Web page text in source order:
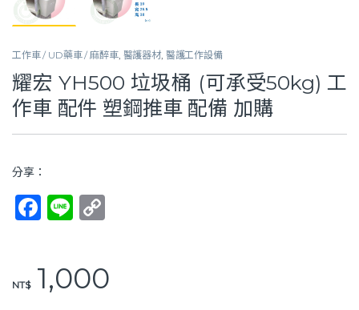
工作車 / UD藥車 / 麻醉車, 醫護器材, 醫護工作設備
耀宏 YH500 垃圾桶 (可承受50kg) 工
作車 配件 塑鋼推車 配備 加購
分享：
F
e
Li
y
NT$1,000